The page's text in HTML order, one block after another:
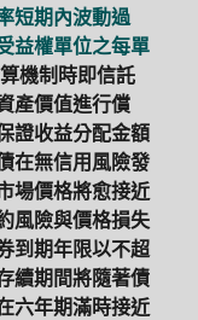
短期內波動過
益權單位之每單
機制時即信託
產價值進行償
證收益分配金額
在無信用風險發
場價格將愈接近
風險與價格損失
到期年限以不超
續期間將隨著債
六年期滿時接近